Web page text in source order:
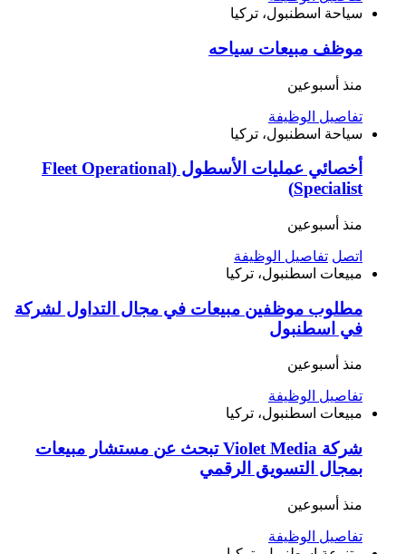
سياحة اسطنبول، تركيا
موظف مبيعات سياحه
منذ أسبوعين
تفاصيل الوظيفة
سياحة اسطنبول، تركيا
أخصائي عمليات الأسطول (Fleet Operational
Specialist)
منذ أسبوعين
اتصل تفاصيل الوظيفة
مبيعات اسطنبول، تركيا
مطلوب موظفين مبيعات في مجال التداول لشركة
في اسطنبول
منذ أسبوعين
تفاصيل الوظيفة
مبيعات اسطنبول، تركيا
شركة Violet Media تبحث عن مستشار مبيعات
بمجال التسويق الرقمي
منذ أسبوعين
تفاصيل الوظيفة